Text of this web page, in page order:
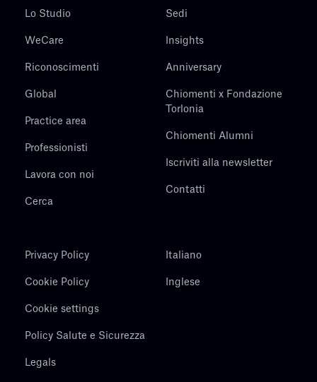
Lo Studio
WeCare
Riconoscimenti
Global
Practice area
Professionisti
Lavora con noi
Cerca
Sedi
Insights
Anniversary
Chiomenti x Fondazione
Torlonia
Chiomenti Alumni
Iscriviti alla newsletter
Contatti
Privacy Policy
Cookie Policy
Cookie settings
Policy Salute e Sicurezza
Legals
Italiano
Inglese